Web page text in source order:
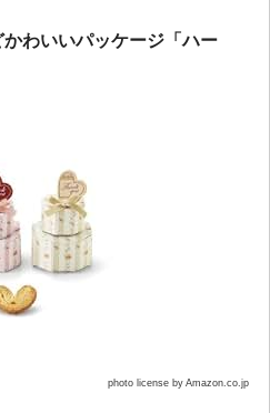
わいいパッケージ「ハー
photo license by Amazon.co.jp